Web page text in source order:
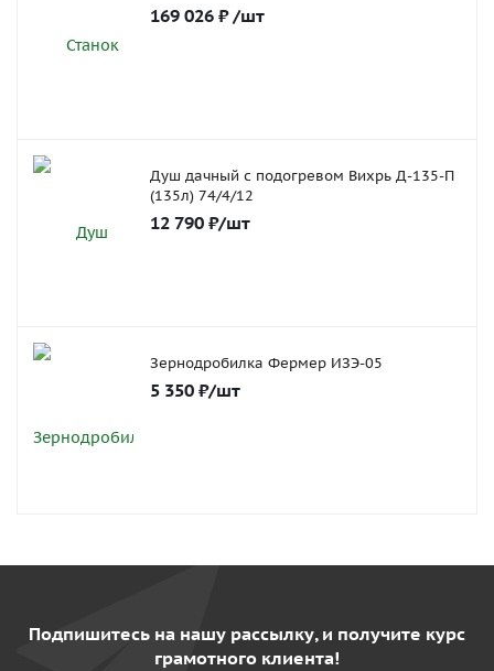
169 026 ₽ /шт
Душ дачный с подогревом Вихрь Д-135-П
(135л) 74/4/12
12 790 ₽/шт
Зернодробилка Фермер ИЗЭ-05
5 350 ₽/шт
Подпишитесь на нашу рассылку, и получите курс
грамотного клиента!